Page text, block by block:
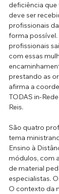
deficiência que
deve ser
profissionais
forma
profissionais
com essas
prestando as
afirma a
TODAS in-
Reis.
São quatro
tema
Ensino à
módulos, com
de material
especialistas.
O contexto da